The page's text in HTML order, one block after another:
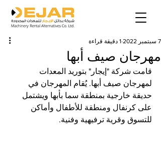
مهرجان صيف أبها
7 سبتمبر 2022 1 دقيقة قراءة
قامت شركة "إيجار" بتوريد المعدات
لمهرجان صيف أبها. يُقام المهرجان في
حديقة خارجية بمنطقة سما بأبها ويشتمل
على كرنفال ومنطقة للأطفال وأماكن
للتسوق وقرية ترفيهية وفنية.